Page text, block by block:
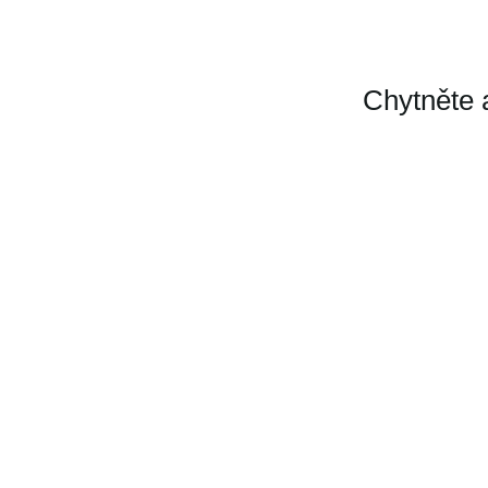
Chytněte